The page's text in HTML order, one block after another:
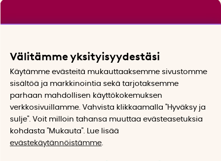
Välitämme yksityisyydestäsi
Käytämme evästeitä mukauttaaksemme sivustomme
sisältöä ja markkinointia sekä tarjotaksemme
parhaan mahdollisen käyttökokemuksen
verkkosivuillamme. Vahvista klikkaamalla "Hyväksy ja
sulje". Voit milloin tahansa muuttaa evästeasetuksia
kohdasta "Mukauta". Lue lisää
evästekäytännöistämme